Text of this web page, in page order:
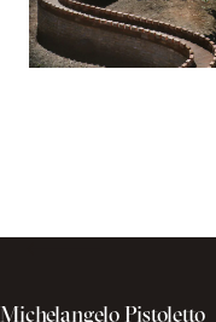
Michelangelo Pistoletto